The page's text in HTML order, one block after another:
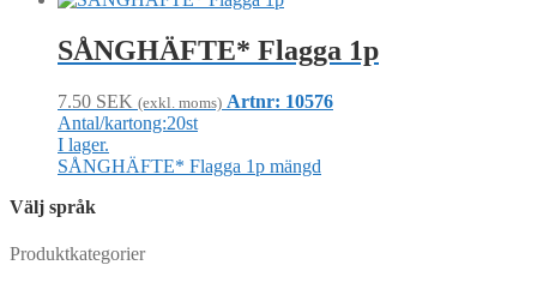
SÅNGHÄFTE* Flagga 1p
7.50 SEK (exkl. moms) Artnr: 10576
Antal/kartong:20st
I lager.
SÅNGHÄFTE* Flagga 1p mängd
Välj språk
Produktkategorier